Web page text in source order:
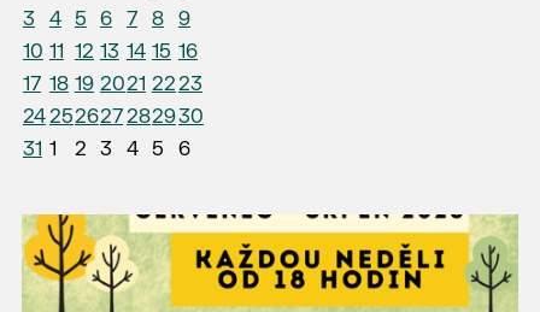
3
4 5 6 7 8
9
10 11 12 13 14 15 16
17 18 19 2021 2223
24252627282930
31 1 2 3 4 5 6